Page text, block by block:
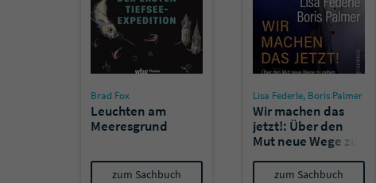
Brad Fox
Leuchten am
Meeresgrund
zum Sachbuch
Lisa Federle, Boris Palmer
Wir machen das
jetzt!: Über den
Mut neue Wege zu
zum Sachbuch